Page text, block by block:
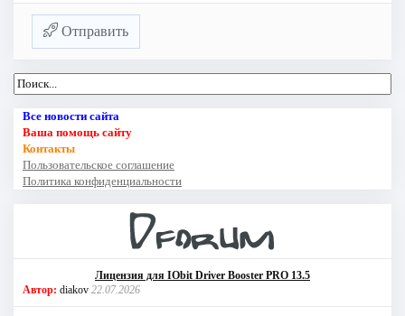
Отправить
Все новости сайта
Ваша помощь сайту
Контакты
Пользовательское соглашение
Политика конфиденциальности
Лицензия для IObit Driver Booster PRO 13.5
Автор: diakov 22.07.2026